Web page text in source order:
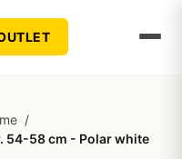
/
54-58 cm - Polar white